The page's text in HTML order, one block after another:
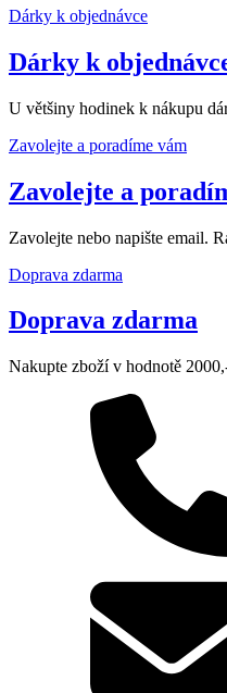
Dárky k objednávce
Dárky k
U většiny hodinek k nákupu
Zavolejte a poradíme vám
Zavolejte a
Zavolejte nebo napište email.
Doprava zdarma
Doprava zdarma
Nakupte zboží v hodnotě